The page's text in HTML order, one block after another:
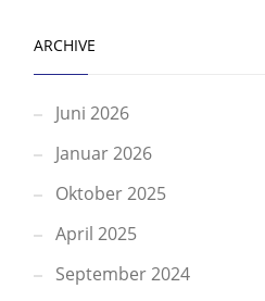
ARCHIVE
Juni 2026
Januar 2026
Oktober 2025
April 2025
September 2024